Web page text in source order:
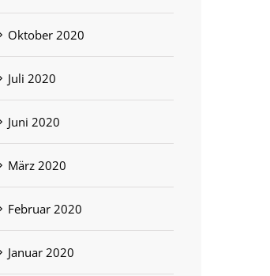
Oktober 2020
Juli 2020
Juni 2020
März 2020
Februar 2020
Januar 2020